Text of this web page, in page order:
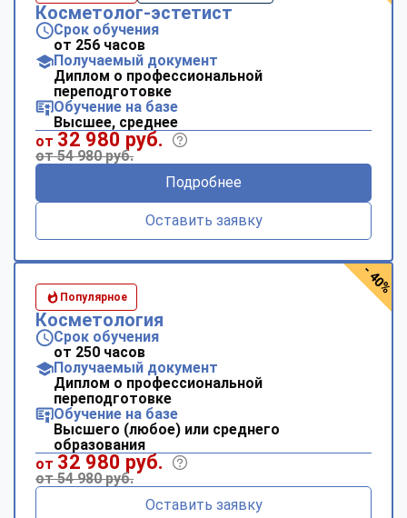
Косметолог-эстетист
Срок обучения
от 256 часов
Получаемый документ
Диплом о профессиональной
переподготовке
Обучение на базе
Высшее, среднее
от 32 980 руб.
от 54 980 руб.
Подробнее
Оставить заявку
Популярное
Косметология
Срок обучения
от 250 часов
Получаемый документ
Диплом о профессиональной
переподготовке
Обучение на базе
Высшего (любое) или среднего
образования
от 32 980 руб.
от 54 980 руб.
Оставить заявку
- 40%